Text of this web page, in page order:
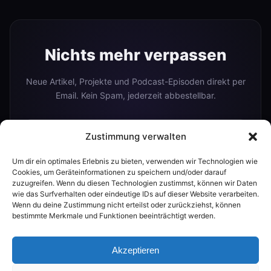
Zustimmung verwalten
Um dir ein optimales Erlebnis zu bieten, verwenden wir Technologien wie
Cookies, um Geräteinformationen zu speichern und/oder darauf
zuzugreifen. Wenn du diesen Technologien zustimmst, können wir Daten
wie das Surfverhalten oder eindeutige IDs auf dieser Website verarbeiten.
Wenn du deine Zustimmung nicht erteilst oder zurückziehst, können
bestimmte Merkmale und Funktionen beeinträchtigt werden.
Akzeptieren
Nichts mehr verpassen
Neue Artikel, Projekte und Podcast-Episoden direkt per
Email. Kein Spam, jederzeit abbestellbar.
Abonnieren
Oder folge mir auf: